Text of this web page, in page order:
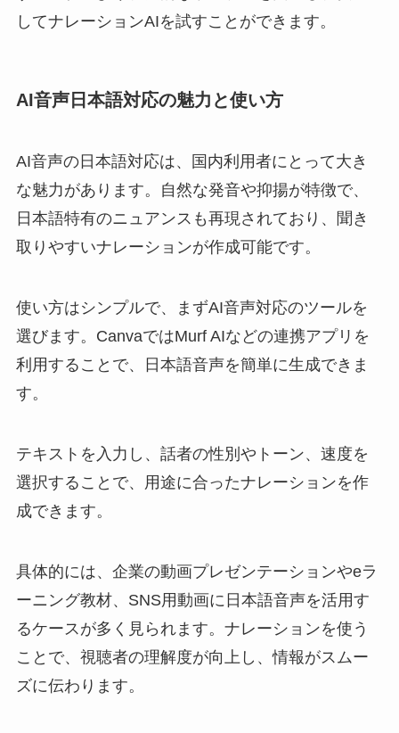
してナレーションAIを試すことができます。
AI音声日本語対応の魅力と使い方
AI音声の日本語対応は、国内利用者にとって大き
な魅力があります。自然な発音や抑揚が特徴で、
日本語特有のニュアンスも再現されており、聞き
取りやすいナレーションが作成可能です。
使い方はシンプルで、まずAI音声対応のツールを
選びます。CanvaではMurf AIなどの連携アプリを
利用することで、日本語音声を簡単に生成できま
す。
テキストを入力し、話者の性別やトーン、速度を
選択することで、用途に合ったナレーションを作
成できます。
具体的には、企業の動画プレゼンテーションやeラ
ーニング教材、SNS用動画に日本語音声を活用す
るケースが多く見られます。ナレーションを使う
ことで、視聴者の理解度が向上し、情報がスムー
ズに伝わります。